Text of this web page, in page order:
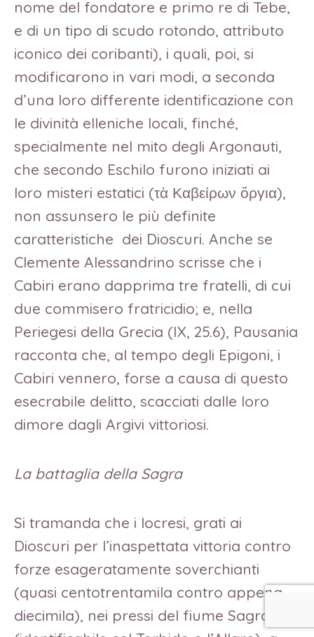
nome del fondatore e primo re di Tebe,
e di un tipo di scudo rotondo, attributo
iconico dei coribanti), i quali, poi, si
modificarono in vari modi, a seconda
d’una loro differente identificazione con
le divinità elleniche locali, finché,
specialmente nel mito degli Argonauti,
che secondo Eschilo furono iniziati ai
loro misteri estatici (τὰ Καβείρων ὄργια),
non assunsero le più definite
caratteristiche dei Dioscuri. Anche se
Clemente Alessandrino scrisse che i
Cabiri erano dapprima tre fratelli, di cui
due commisero fratricidio; e, nella
Periegesi della Grecia (IX, 25.6), Pausania
racconta che, al tempo degli Epigoni, i
Cabiri vennero, forse a causa di questo
esecrabile delitto, scacciati dalle loro
dimore dagli Argivi vittoriosi.
La battaglia della Sagra
Si tramanda che i locresi, grati ai
Dioscuri per l’inaspettata vittoria contro
forze esageratamente soverchianti
(quasi centotrentamila contro appena
diecimila), nei pressi del fiume Sagra